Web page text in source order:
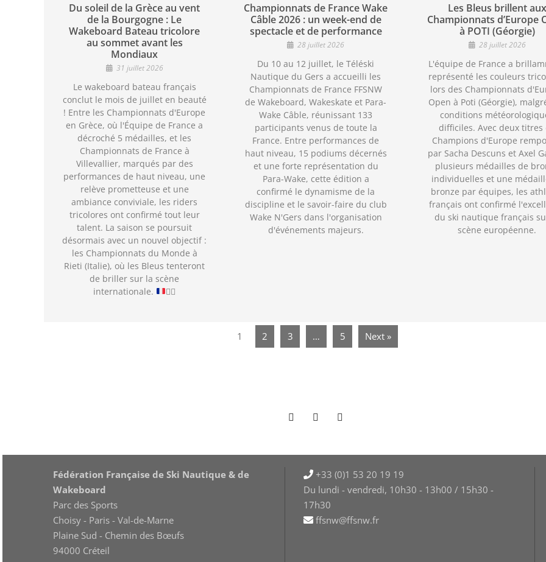
Du soleil de la Grèce au vent
de la Bourgogne : Le
Wakeboard Bateau tricolore
au sommet avant les
Mondiaux
31 juillet 2026
Le wakeboard bateau français
conclut le mois de juillet en beauté
! Entre les Championnats d'Europe
en Grèce, où l'Équipe de France a
décroché 5 médailles, et les
Championnats de France à
Villevallier, marqués par des
performances de haut niveau, une
relève prometteuse et une
ambiance conviviale, les riders
tricolores ont confirmé tout leur
talent. La saison se poursuit
désormais avec un nouvel objectif :
les Championnats du Monde à
Rieti (Italie), où les Bleus tenteront
de briller sur la scène
internationale.
🏄‍♂️
Championnats de France Wake
Câble 2026 : un week-end de
spectacle et de performance
28 juillet 2026
Du 10 au 12 juillet, le Téléski
Nautique du Gers a accueilli les
Championnats de France FFSNW
de Wakeboard, Wakeskate et Para-
Wake Câble, réunissant 133
participants venus de toute la
France. Entre performances de
haut niveau, 15 podiums décernés
et une forte représentation du
Para-Wake, cette édition a
confirmé le dynamisme de la
discipline et le savoir-faire du club
Wake N'Gers dans l'organisation
d'événements majeurs.
Les Bleus brillent aux
Championnats d’Europe
à POTI (Géorgie)
28 juillet 2026
L'équipe de France a
représenté les couleurs
lors des Championnats
Open à Poti (Géorgie),
conditions
difficiles. Avec deux titres
Champions d'Europe
par Sacha Descuns et Axel
plusieurs médailles de
individuelles et une
bronze par équipes, les
français ont confirmé
du ski nautique français
scène européenne.
1 2 3 … 5 Next »
Fédération Française de Ski Nautique & de
Wakeboard
Parc des Sports
Choisy - Paris - Val-de-Marne
Plaine Sud - Chemin des Bœufs
94000 Créteil
+33 (0)1 53 20 19 19
Du lundi - vendredi, 10h30 - 13h00 / 15h30 -
17h30
ffsnw@ffsnw.fr